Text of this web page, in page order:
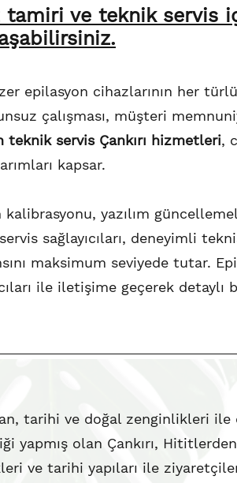
tamiri ve teknik servis
epilasyon cihazlarının her
çalışması, müşteri
teknik servis Çankırı hizmetleri,
kapsar.
yazılım
sağlayıcıları, deneyimli
maksimum seviyede tutar.
ile iletişime geçerek
tarihi ve doğal zenginlikleri
yapmış olan Çankırı,
ve tarihi yapıları ile